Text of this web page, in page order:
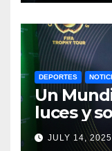
DEPORTES
Un
luces y
del
del torneo
JULY 14, 2025